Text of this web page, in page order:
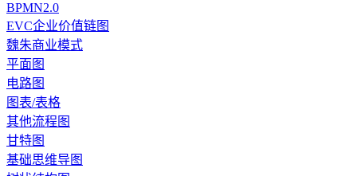
BPMN2.0
EVC企业价值链图
魏朱商业模式
平面图
电路图
图表/表格
其他流程图
甘特图
基础思维导图